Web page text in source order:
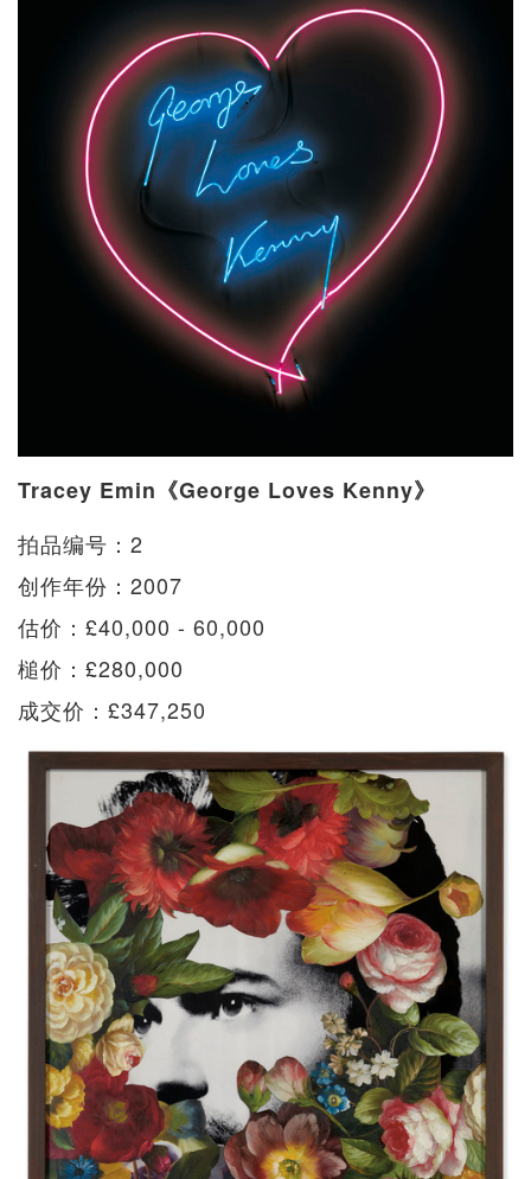
Tracey Emin《George Loves Kenny》
拍品编号：2
创作年份：2007
估价：£40,000 - 60,000
槌价：£280,000
成交价：£347,250